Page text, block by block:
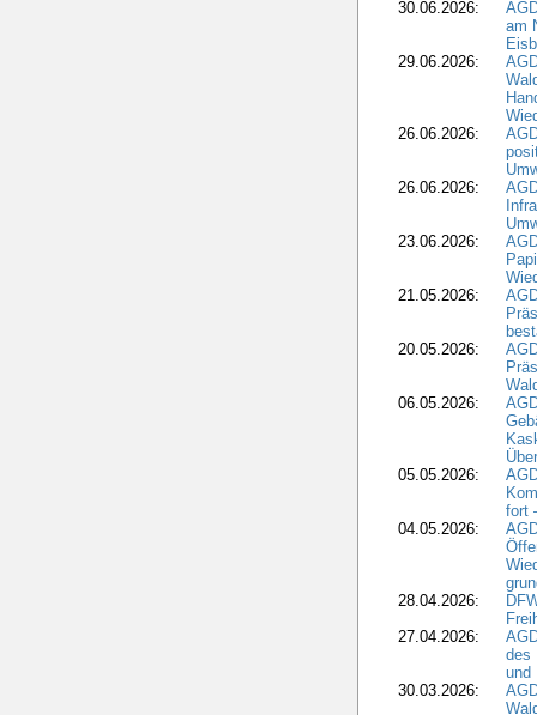
30.06.2026:
am
29.06.2026:
26.06.2026:
26.06.2026:
23.06.2026:
21.05.2026:
20.05.2026:
06.05.2026:
05.05.2026:
fort
04.05.2026:
28.04.2026:
27.04.2026:
des
und
30.03.2026: